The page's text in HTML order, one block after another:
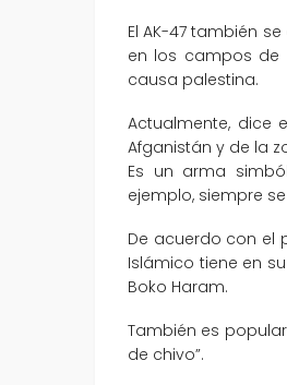
El AK-47 también
en los campos de
causa palestina.
Actualmente, dice
Afganistán y de la
Es un arma
ejemplo, siempre
De acuerdo con el
Islámico tiene en
Boko Haram.
También es
de chivo”.